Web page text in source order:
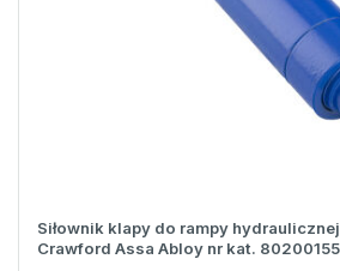
Siłownik klapy do rampy
Crawford Assa Abloy nr kat. 80200155